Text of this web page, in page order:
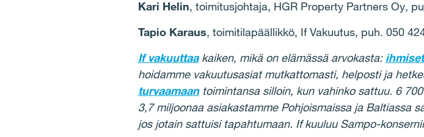
Kari Helin, toimitusjohtaja, HGR Property Partners Oy,
Tapio Karaus, toimitilapäällikkö, If Vakuutus, puh. 050
Ifvakuuttaakaiken, mikä on elämässä arvokasta: ihmiset
hoidamme vakuutusasiat mutkattomasti, helposti ja
turvaamaantoimintansa silloin, kun vahinko sattuu. 6
3,7 miljoonaa asiakastamme Pohjoismaissa ja Baltiassa
jos jotain sattuisi tapahtumaan. If kuuluu Sampo-